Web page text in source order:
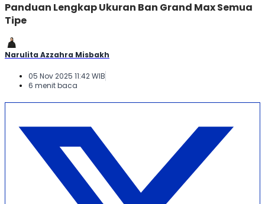
Panduan Lengkap Ukuran Ban Grand Max Semua
Tipe
Narulita Azzahra Misbakh
05 Nov 2025 11:42 WIB
6 menit baca